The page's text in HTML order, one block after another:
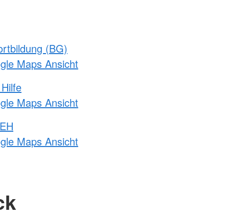
(BG)
Maps Ansicht
Maps Ansicht
Maps Ansicht